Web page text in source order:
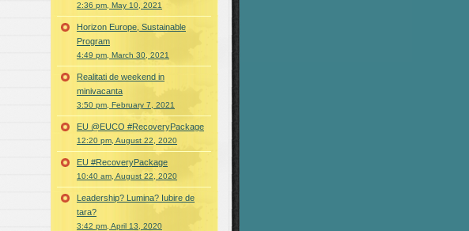
2:36 pm, May 10, 2021
Horizon Europe, Sustainable
Program
4:49 pm, March 30, 2021
Realitati de weekend in
minivacanta
3:50 pm, February 7, 2021
EU @EUCO #RecoveryPackage
12:20 pm, August 22, 2020
EU #RecoveryPackage
10:40 am, August 22, 2020
Leadership? Lumina? Iubire de
tara?
3:42 pm, April 13, 2020